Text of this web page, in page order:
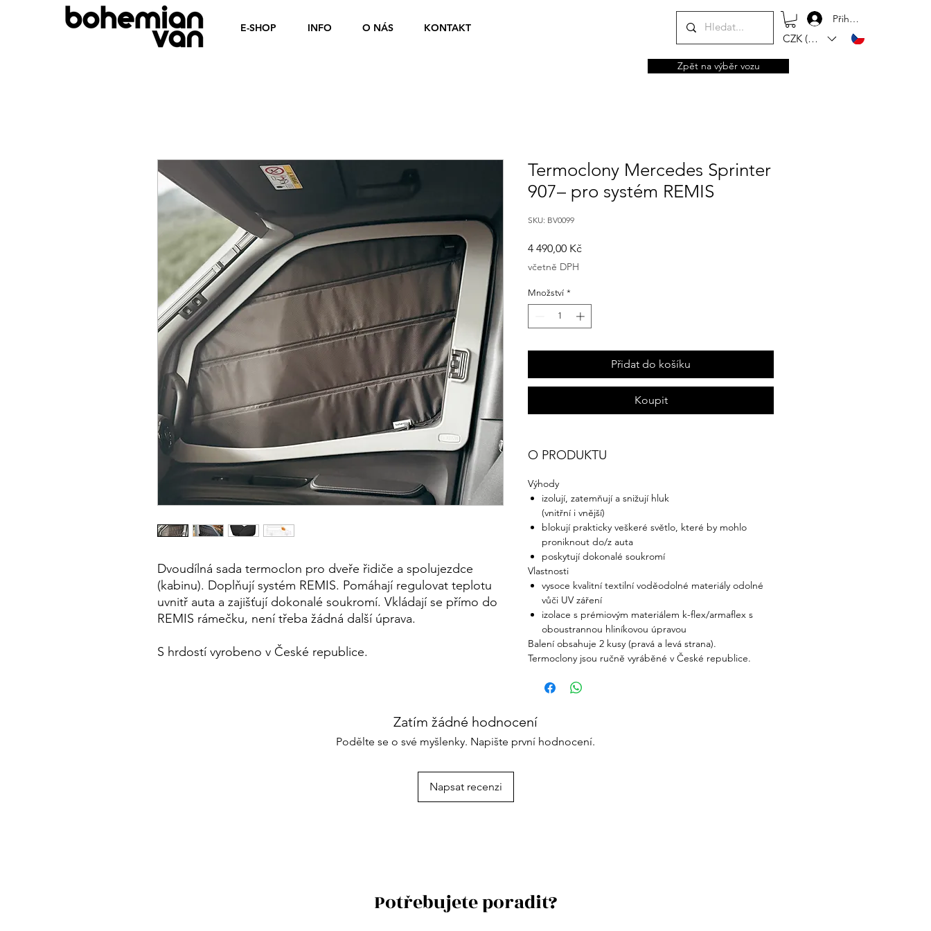
E-SHOP INFO O NÁS KONTAKT
Přihlásit se
CZK (Kč)
Dvoudílná sada termoclon pro dveře řidiče a spolujezdce
(kabinu). Doplňují systém REMIS. Pomáhají regulovat teplotu
uvnitř auta a zajišťují dokonalé soukromí. Vkládají se přímo do
REMIS rámečku, není třeba žádná další úprava.
S hrdostí vyrobeno v České republice.
Termoclony Mercedes Sprinter
907– pro systém REMIS
SKU: BV0099
4 490,00 KčCena
včetně DPH
Množství *
Přidat do košíku
Koupit
O PRODUKTU
Výhody
izolují, zatemňují a snižují hluk
(vnitřní i vnější)
blokují prakticky veškeré světlo, které by mohlo
proniknout do/z auta
poskytují dokonalé soukromí
Vlastnosti
vysoce kvalitní textilní voděodolné materiály odolné
vůči UV záření
izolace s prémiovým materiálem k-flex/armaflex s
oboustrannou hliníkovou úpravou
Balení obsahuje 2 kusy (pravá a levá strana).
Termoclony jsou ručně vyráběné v České republice.
Zatím žádné hodnocení
Podělte se o své myšlenky. Napište první hodnocení.
Napsat recenzi
Zpět na výběr vozu
Potřebujete poradit?